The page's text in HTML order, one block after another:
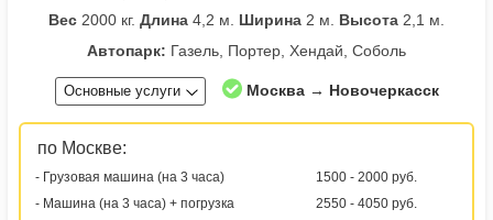
Вес 2000 кг. Длина 4,2 м. Ширина 2 м. Высота 2,1 м.
Автопарк: Газель, Портер, Хендай, Соболь
Основные услуги Москва → Новочеркасск
по Москве:
- Грузовая машина (на 3 часа)
1500 - 2000 руб.
- Машина (на 3 часа) + погрузка
2550 - 4050 руб.